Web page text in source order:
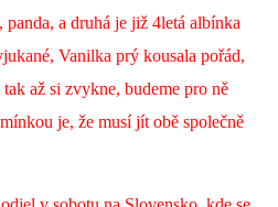
NÁM :-)
Trnová 15
a druhá je již 4letá albínka
Vanilka prý kousala pořád,
až si zvykne, budeme pro ně
je, že musí jít obě společně